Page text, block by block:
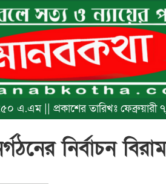
এ.এম || প্রকাশের তারিখঃ
নির্বাচন